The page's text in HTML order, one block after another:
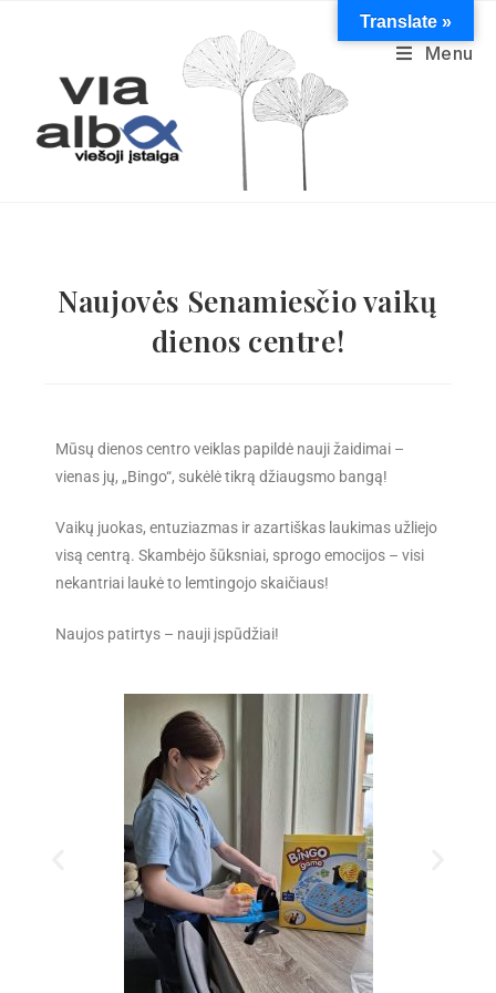
Menu
Naujovės Senamiesčio vaikų
dienos centre!
Mūsų dienos centro veiklas papildė nauji žaidimai –
vienas jų, „Bingo“, sukėlė tikrą džiaugsmo bangą!
Vaikų juokas, entuziazmas ir azartiškas laukimas užliejo
visą centrą. Skambėjo šūksniai, sprogo emocijos – visi
nekantriai laukė to lemtingojo skaičiaus!
Naujos patirtys – nauji įspūdžiai!
Translate »